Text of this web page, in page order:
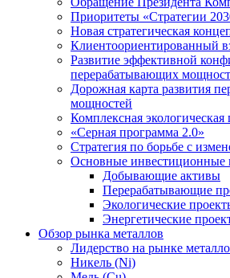
Приоритеты «Стратегии
Новая стратегическая
Клиентоориентированный
Развитие эффективной
перерабатывающих
Дорожная карта развития
мощностей
Комплексная экологическая
«Серная программа 2.0»
Стратегия по борьбе с
Основные инвестиционные
Добывающие активы
Перерабатывающие
Экологические
Энергетические
Обзор рынка металлов
Лидерство на рынке
Никель (Ni)